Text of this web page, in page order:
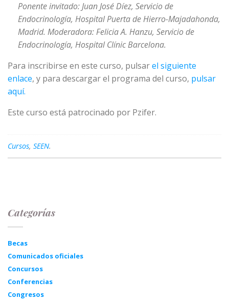
Ponente invitado: Juan José Díez, Servicio de
Endocrinología, Hospital Puerta de Hierro-Majadahonda,
Madrid. Moderadora: Felicia A. Hanzu, Servicio de
Endocrinología, Hospital Clínic Barcelona.
Para inscribirse en este curso, pulsarel siguiente
enlace, y para descargar el programa del curso, pulsar
aquí.
Este curso está patrocinado por Pzifer.
Cursos, SEEN.
Categorías
Becas
Comunicados oficiales
Concursos
Conferencias
Congresos